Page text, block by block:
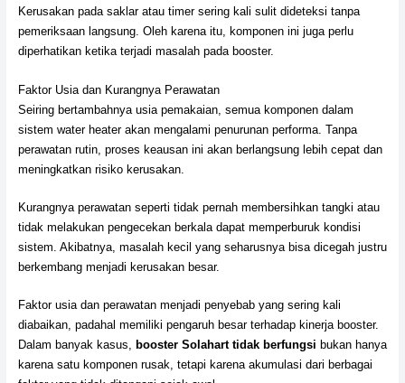
Kerusakan pada saklar atau timer sering kali sulit dideteksi tanpa
pemeriksaan langsung. Oleh karena itu, komponen ini juga perlu
diperhatikan ketika terjadi masalah pada booster.
Faktor Usia dan Kurangnya Perawatan
Seiring bertambahnya usia pemakaian, semua komponen dalam
sistem water heater akan mengalami penurunan performa. Tanpa
perawatan rutin, proses keausan ini akan berlangsung lebih cepat dan
meningkatkan risiko kerusakan.
Kurangnya perawatan seperti tidak pernah membersihkan tangki atau
tidak melakukan pengecekan berkala dapat memperburuk kondisi
sistem. Akibatnya, masalah kecil yang seharusnya bisa dicegah justru
berkembang menjadi kerusakan besar.
Faktor usia dan perawatan menjadi penyebab yang sering kali
diabaikan, padahal memiliki pengaruh besar terhadap kinerja booster.
Dalam banyak kasus, booster Solahart tidak berfungsi bukan hanya
karena satu komponen rusak, tetapi karena akumulasi dari berbagai